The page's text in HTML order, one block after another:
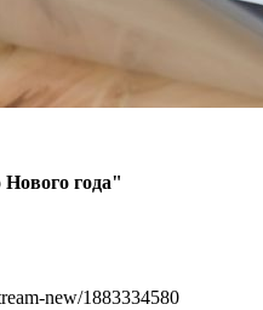
года"
new/1883334580